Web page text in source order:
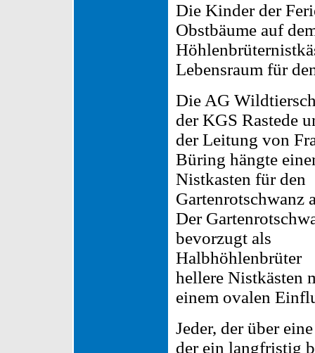
Die Kinder der
Obstbäume auf
Lebensraum für
Die AG
der KGS Rastede
der Leitung von
Büring hängte
Nistkasten für den
Gartenrotschwanz
Der
bevorzugt als
Halbhöhlenbrüter
hellere Nistkästen
einem ovalen
Jeder, der über
der ein langfristig